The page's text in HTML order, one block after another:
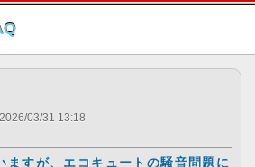
このページの本文へ
03/31 13:18
ますが、エコキュートの騒音問題に